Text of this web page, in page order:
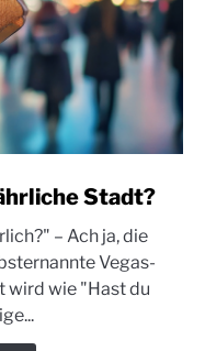
Stadt?
– Ach ja, die
Vegas-
wird wie "Hast du